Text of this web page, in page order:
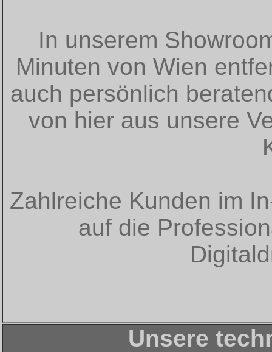
In unserem
Minuten von Wien
auch persönlich
von hier aus unsere
Zahlreiche Kunden im
auf die
Unsere